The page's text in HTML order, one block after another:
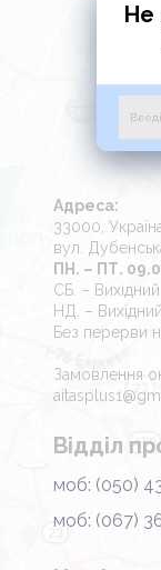
Не
Адреса:
33000,
вул.
ПН. – ПТ.
СБ. – Вихідний
НД. – Вихідний
Без перерви
Замовлення
Відділ
моб: (050)
моб: (067)